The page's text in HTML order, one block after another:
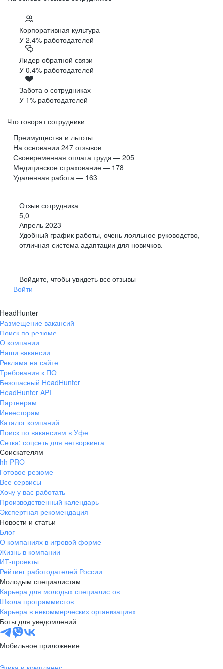
Корпоративная культура
У 2.4% работодателей
Лидер обратной связи
У 0.4% работодателей
Забота о сотрудниках
У 1% работодателей
Что говорят сотрудники
Преимущества и льготы
На основании 247 отзывов
Своевременная оплата труда — 205
Медицинское страхование — 178
Удаленная работа — 163
Отзыв сотрудника
5,0
Апрель 2023
Удобный график работы, очень лояльное руководство,
отличная система адаптации для новичков.
Войдите, чтобы увидеть все отзывы
Войти
HeadHunter
Размещение вакансий
Поиск по резюме
О компании
Наши вакансии
Реклама на сайте
Требования к ПО
Безопасный HeadHunter
HeadHunter API
Партнерам
Инвесторам
Каталог компаний
Поиск по вакансиям в Уфе
Сетка: соцсеть для нетворкинга
Соискателям
hh PRO
Готовое резюме
Все сервисы
Хочу у вас работать
Производственный календарь
Экспертная рекомендация
Новости и статьи
Блог
О компаниях в игровой форме
Жизнь в компании
ИТ-проекты
Рейтинг работодателей России
Молодым специалистам
Карьера для молодых специалистов
Школа программистов
Карьера в некоммерческих организациях
Боты для уведомлений
Мобильное приложение